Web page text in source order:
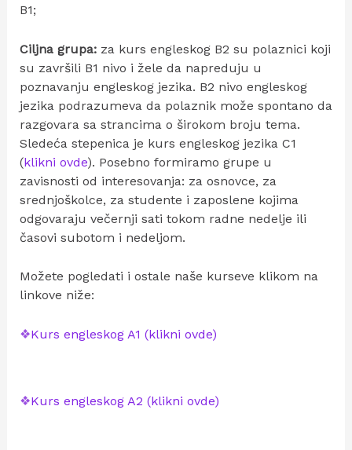
B1;
Ciljna grupa:za kurs engleskog B2 su polaznici koji
su završili B1 nivo i žele da napreduju u
poznavanju engleskog jezika. B2 nivo engleskog
jezika podrazumeva da polaznik može spontano da
razgovara sa strancima o širokom broju tema.
Sledeća stepenica je kurs engleskog jezika C1
(klikni ovde). Posebno formiramo grupe u
zavisnosti od interesovanja: za osnovce, za
srednjoškolce, za studente i zaposlene kojima
odgovaraju večernji sati tokom radne nedelje ili
časovi subotom i nedeljom.
Možete pogledati i ostale naše kurseve klikom na
linkove niže:
❖Kurs engleskog A1 (klikni ovde)
❖Kurs engleskog A2 (klikni ovde)